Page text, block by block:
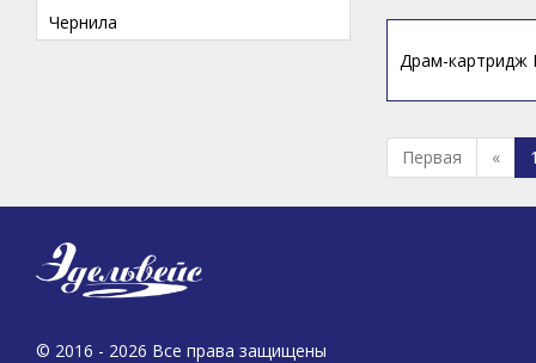
Чернила
Драм-картридж
Первая «
© 2016 - 2026 Все права защищены